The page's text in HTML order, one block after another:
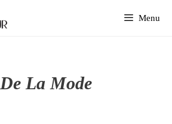
Menu
La Mode